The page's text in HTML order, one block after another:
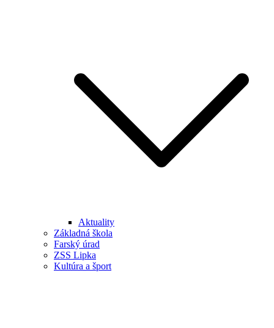
Aktuality
Základná škola
Farský úrad
ZSS Lipka
Kultúra a šport